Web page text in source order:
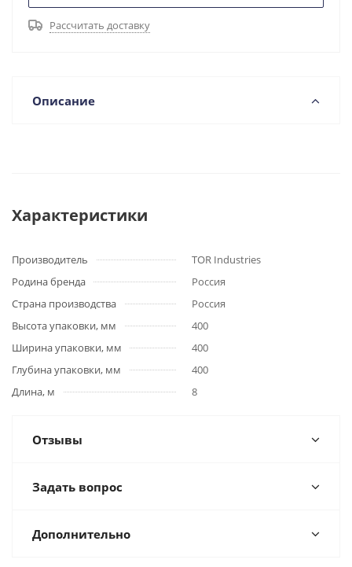
Рассчитать доставку
Описание
Характеристики
Производитель
TOR Industries
Родина бренда
Россия
Страна производства
Россия
Высота упаковки, мм
400
Ширина упаковки, мм
400
Глубина упаковки, мм
400
Длина, м
8
Отзывы
Задать вопрос
Дополнительно